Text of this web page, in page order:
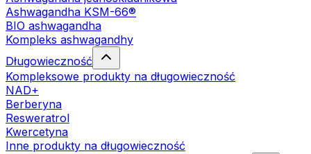
Ashwagandha KSM-66®
BIO ashwagandha
Kompleks ashwagandhy
Długowieczność
Kompleksowe produkty na długowieczność
NAD+
Berberyna
Resweratrol
Kwercetyna
Inne produkty na długowieczność